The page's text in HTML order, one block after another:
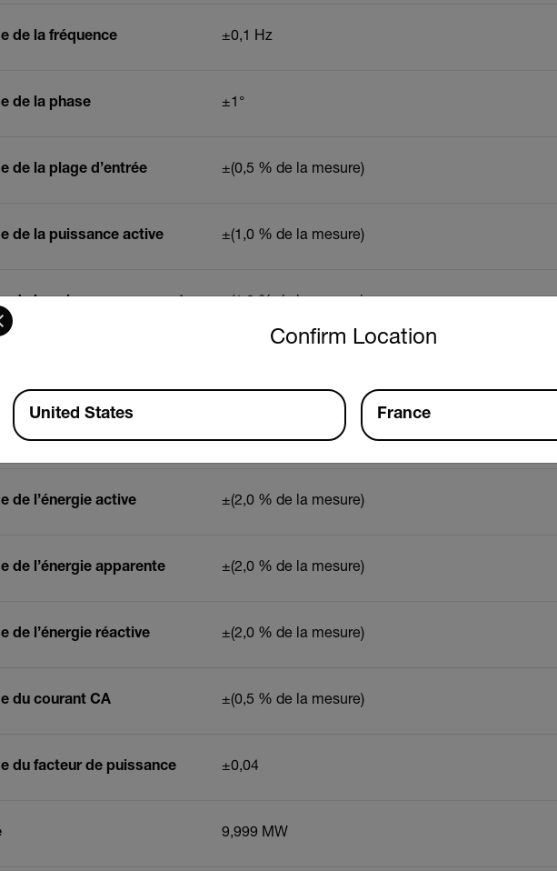
de la fréquence ±0,1 Hz
de la phase ±1°
de la plage d’entrée ±(0,5 % de la mesure)
de la puissance active ±(1,0 % de la mesure)
de la puissance apparente
de la puissance réactive
de la tension CA ±(0,5 % de la mesure)
de l’énergie active ±(2,0 % de la mesure)
de l’énergie apparente ±(2,0 % de la mesure)
de l’énergie réactive ±(2,0 % de la mesure)
du courant CA ±(0,5 % de la mesure)
du facteur de puissance ±0,04
9,999 MW
Confirm Location
your preferred country and language from the options below to access the
Available Locations
United States France